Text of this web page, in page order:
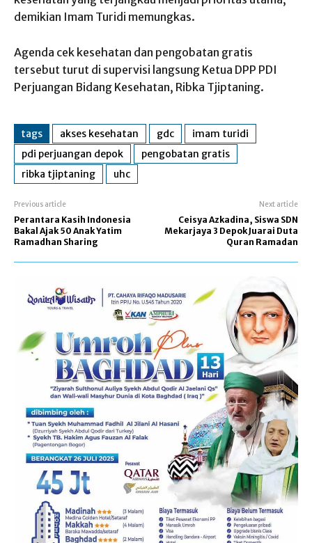
demikian Imam Turidi memungkas.
Agenda cek kesehatan dan pengobatan gratis
tersebut turut di supervisi langsung Ketua DPP PDI
Perjuangan Bidang Kesehatan, Ribka Tjiptaning.
tags akses kesehatan gdc
imam turidi
pdi perjuangan depok
pengobatan gratis
ribka tjiptaning
uhc
Previous article
Perantara Kasih Indonesia
Bakal Ajak 50 Anak Yatim
Ramadhan Sharing
Next article
Ceisya Azkadina, Siswa SDN
Mekarjaya 3 Depok Juarai Duta
Quran Ramadan